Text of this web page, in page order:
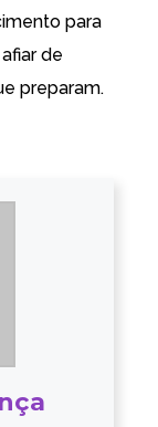
para
de
preparam.